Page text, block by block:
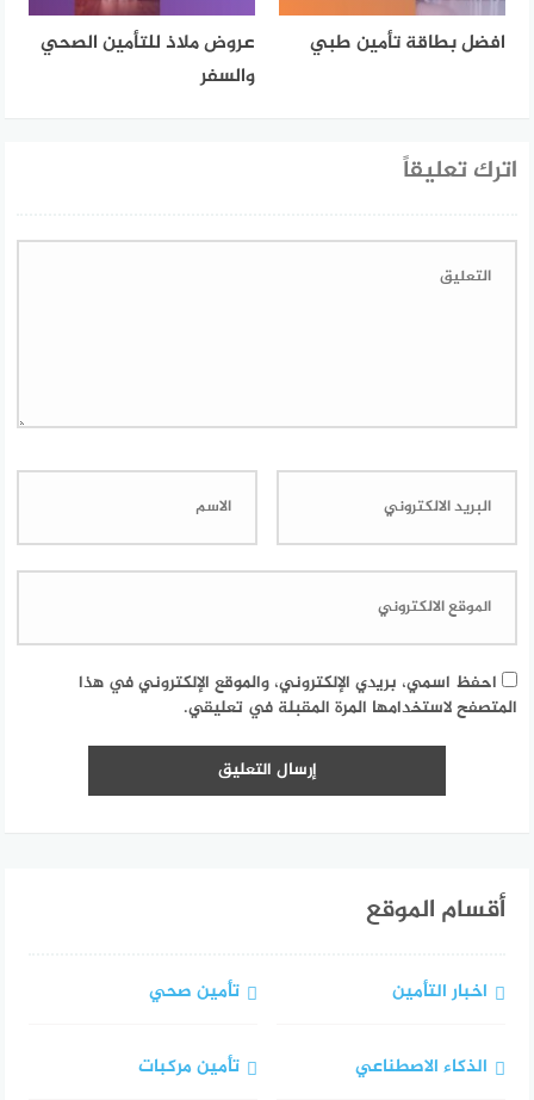
افضل بطاقة تأمين طبي
عروض ملاذ للتأمين الصحي
والسفر
اترك تعليقاً
احفظ اسمي، بريدي الإلكتروني، والموقع الإلكتروني في هذا
المتصفح لاستخدامها المرة المقبلة في تعليقي.
أقسام الموقع
اخبار التأمين
الذكاء الاصطناعي
تأمين صحي
تأمين مركبات